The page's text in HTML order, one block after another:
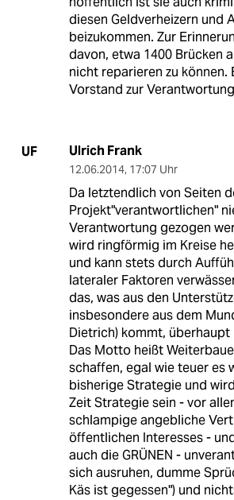
diesen Geldverheizern und
beizukommen. Zur
davon, etwa 1400 Brücken
nicht reparieren zu können.
Vorstand zur
UF Ulrich Frank
12.06.2014, 17:07 Uhr
Da letztendlich von Seiten
Projekt"verantwortlichen"
Verantwortung gezogen
wird ringförmig im Kreise
und kann stets durch
lateraler Faktoren
das, was aus den
insbesondere aus dem
Dietrich) kommt, überhaupt
Das Motto heißt
schaffen, egal wie teuer es
bisherige Strategie und
Zeit Strategie sein - vor
schlampige angebliche
öffentlichen Interesses -
auch die GRÜNEN -
sich ausruhen, dumme
Käs ist gegessen") und